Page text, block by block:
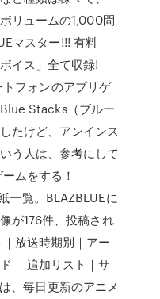
リュームの1,000問
マスター!!! 有料
イス」全て収録!
フォンのアプリゲ
Stacks（ブルー
たけど、アンインス
う人は、参考にして
ムをする！
一覧。BLAZBLUEに
が176件、投稿され
放送時期別｜アー
｜追加リスト｜サ
、毎日更新のアニメ